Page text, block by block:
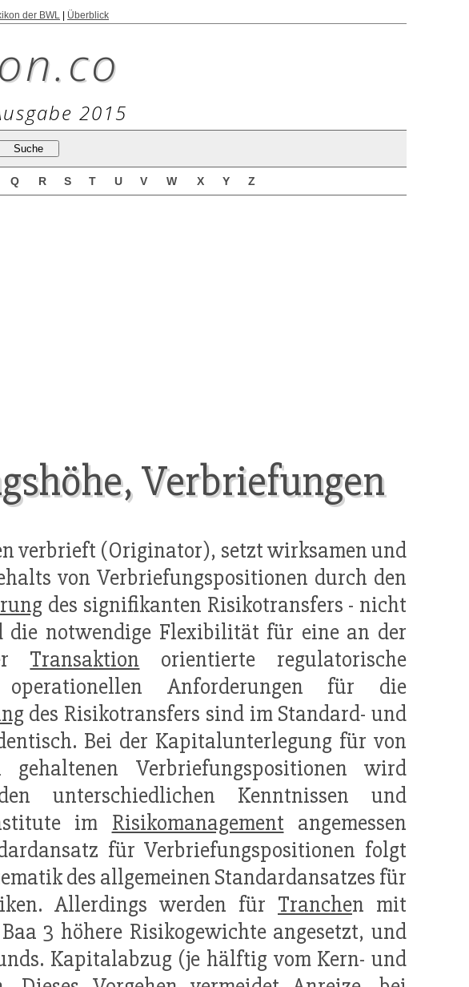
der BWL Überblick
2015
Q R S T U V W X Y Z
Verbriefungen
verbrieft (Originator), setzt wirksamen und
von Verbriefungspositionen durch den
des signifikanten Risikotransfers - nicht
notwendige Flexibilität für eine an der
Transaktion orientierte regulatorische
Anforderungen für die
des Risikotransfers sind im Standard- und
Bei der Kapitalunterlegung für von
gehaltenen Verbriefungspositionen wird
unterschiedlichen Kenntnissen und
im Risikomanagement angemessen
für Verbriefungspositionen folgt
des allgemeinen Standardansatzes für
Allerdings werden für Tranchen mit
3 höhere Risikogewichte angesetzt, und
Kapitalabzug (je hälftig vom Kern- und